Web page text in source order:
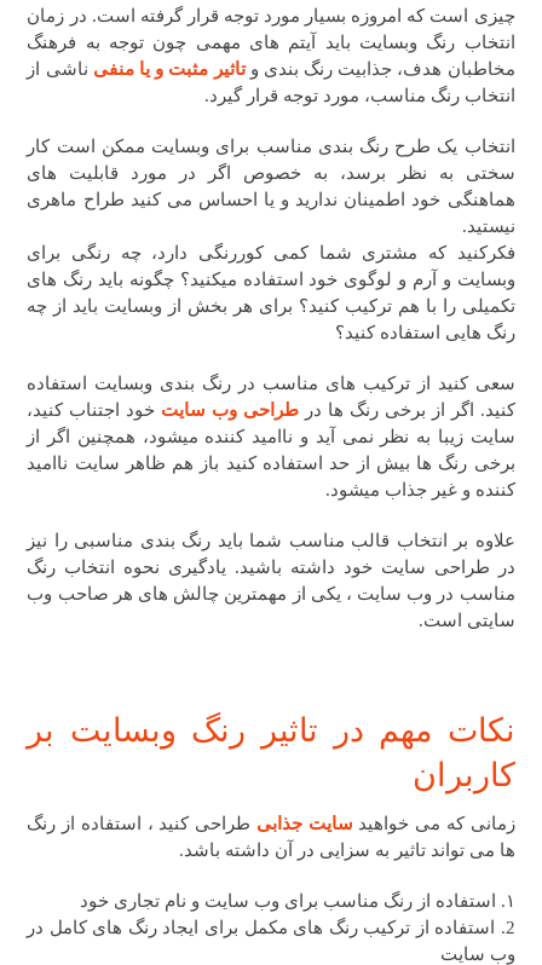
چیزی است که امروزه بسیار مورد توجه قرار گرفته است. در زمان
انتخاب رنگ وبسایت باید آیتم های مهمی چون توجه به فرهنگ
مخاطبان هدف، جذابیت رنگ بندی وتاثیر مثبت و یا منفی ناشی از
انتخاب رنگ مناسب، مورد توجه قرار گیرد.
انتخاب یک طرح رنگ بندی مناسب برای وبسایت ممکن است کار
سختی به نظر برسد، به خصوص اگر در مورد قابلیت های
هماهنگی خود اطمینان ندارید و یا احساس می کنید طراح ماهری
نیستید.
فکرکنید که مشتری شما کمی کوررنگی دارد، چه رنگی برای
وبسایت و آرم و لوگوی خود استفاده میکنید؟ چگونه باید رنگ های
تکمیلی را با هم ترکیب کنید؟ برای هر بخش از وبسایت باید از چه
رنگ هایی استفاده کنید؟
سعی کنید از ترکیب های مناسب در رنگ بندی وبسایت استفاده
کنید. اگر از برخی رنگ ها در طراحی وب سایت خود اجتناب کنید،
سایت زیبا به نظر نمی آید و ناامید کننده میشود، همچنین اگر از
برخی رنگ ها بیش از حد استفاده کنید باز هم ظاهر سایت ناامید
کننده و غیر جذاب میشود.
علاوه بر انتخاب قالب مناسب شما باید رنگ بندی مناسبی را نیز
در طراحی سایت خود داشته باشید. یادگیری نحوه انتخاب رنگ
مناسب در وب سایت ، یکی از مهمترین چالش های هر صاحب وب
سایتی است.
نکات مهم در تاثیر رنگ وبسایت بر
کاربران
زمانی که می خواهید سایت جذابی طراحی کنید ، استفاده از رنگ
ها می تواند تاثیر به سزایی در آن داشته باشد.
۱. استفاده از رنگ مناسب برای وب سایت و نام تجاری خود
2. استفاده از ترکیب رنگ های مکمل برای ایجاد رنگ های کامل در
وب سایت